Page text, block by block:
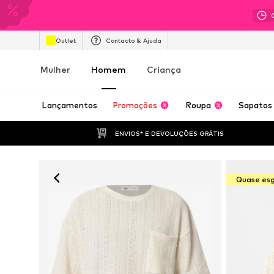
Outlet Contacto & Ajuda
Mulher Homem Criança
Lançamentos Promoções Roupa Sapatos
ENVIOS* E DEVOLUÇÕES GRÁTIS
Quase